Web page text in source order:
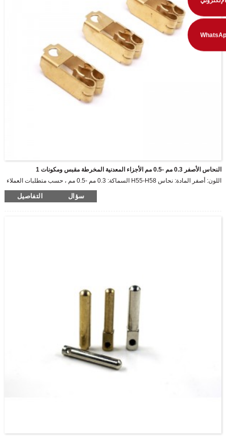
النحاس الأصفر 0.3 مم -0.5 مم الأجزاء المعدنية المخرطة مقبس ومكونات 1
اللون: أصفر المادة: نحاس H55-H58 السماكة: 0.3 مم -0.5 مم ، حسب متطلبات العملاء
سؤال التفاصيل